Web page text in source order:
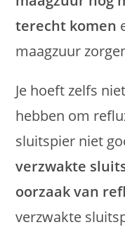
terecht komen
maagzuur
Je hoeft zelfs
hebben om
sluitspier niet
verzwakte
oorzaak van
verzwakte